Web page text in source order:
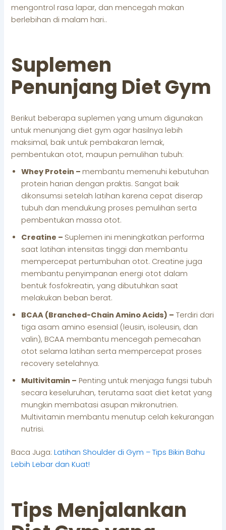
mengontrol rasa lapar, dan mencegah makan
berlebihan di malam hari..
Suplemen
Penunjang Diet Gym
Berikut beberapa suplemen yang umum digunakan
untuk menunjang diet gym agar hasilnya lebih
maksimal, baik untuk pembakaran lemak,
pembentukan otot, maupun pemulihan tubuh:
Whey Protein – membantu memenuhi kebutuhan
protein harian dengan praktis. Sangat baik
dikonsumsi setelah latihan karena cepat diserap
tubuh dan mendukung proses pemulihan serta
pembentukan massa otot.
Creatine – Suplemen ini meningkatkan performa
saat latihan intensitas tinggi dan membantu
mempercepat pertumbuhan otot. Creatine juga
membantu penyimpanan energi otot dalam
bentuk fosfokreatin, yang dibutuhkan saat
melakukan beban berat.
BCAA (Branched-Chain Amino Acids) – Terdiri dari
tiga asam amino esensial (leusin, isoleusin, dan
valin), BCAA membantu mencegah pemecahan
otot selama latihan serta mempercepat proses
recovery setelahnya.
Multivitamin – Penting untuk menjaga fungsi tubuh
secara keseluruhan, terutama saat diet ketat yang
mungkin membatasi asupan mikronutrien.
Multivitamin membantu menutup celah kekurangan
nutrisi.
Baca Juga:Latihan Shoulder di Gym – Tips Bikin Bahu
Lebih Lebar dan Kuat!
Tips Menjalankan